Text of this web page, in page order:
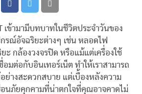
เข้ามามีบทบาทในชีวิตประจำวันของ
รณ์อัจฉริยะต่างๆ เช่น หลอดไฟ
ะ กล้องวงจรปิด หรือแม้แต่เครื่องใช้
มต่อกับอินเทอร์เน็ต ทำให้เราสามารถ
ย่างสะดวกสบาย แต่เบื้องหลังความ
นภัยคุกคามที่น่าตกใจที่คุณอาจคาดไม่